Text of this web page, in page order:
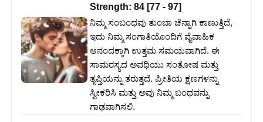
Strength: 84 [77 - 97]
ನಿಮ್ಮ ಸಂಬಂಧವು ತುಂಬಾ ಚೆನ್ನಾಗಿ ಕಾಣುತ್ತಿದೆ,
ಇದು ನಿಮ್ಮ ಸಂಗಾತಿಯೊಂದಿಗೆ ವೈವಾಹಿಕ
ಆನಂದಕ್ಕಾಗಿ ಉತ್ತಮ ಸಮಯವಾಗಿದೆ. ಈ
ಸಾಮರಸ್ಯದ ಅವಧಿಯು ಸಂತೋಷ ಮತ್ತು
ತೃಪ್ತಿಯನ್ನು ತರುತ್ತದೆ. ಪ್ರೀತಿಯ ಕ್ಷಣಗಳನ್ನು
ಸ್ವೀಕರಿಸಿ ಮತ್ತು ಅವು ನಿಮ್ಮ ಬಂಧವನ್ನು
ಗಾಢವಾಗಿಸಲಿ.